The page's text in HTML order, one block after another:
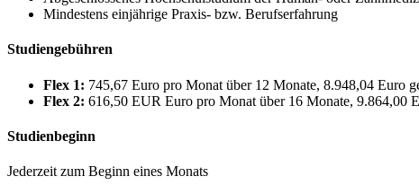
Mindestens einjährige Praxis- bzw. Berufserfahrung
Studiengebühren
Flex 1: 745,67 Euro pro Monat über 12 Monate, 8.948,04 Euro
Flex 2: 616,50 EUR Euro pro Monat über 16 Monate, 9.864,00
Studienbeginn
Jederzeit zum Beginn eines Monats